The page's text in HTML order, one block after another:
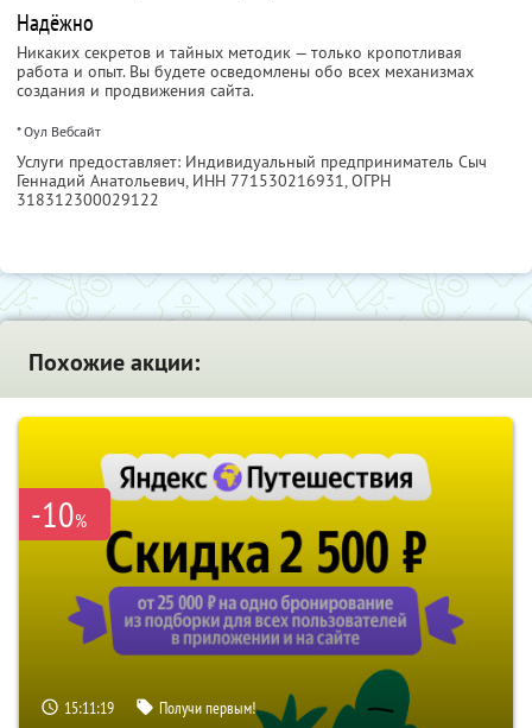
Надёжно
Никаких секретов и тайных методик — только кропотливая
работа и опыт. Вы будете осведомлены обо всех механизмах
создания и продвижения сайта.
* Оул Вебсайт
Услуги предоставляет: Индивидуальный предприниматель Сыч
Геннадий Анатольевич, ИНН 771530216931, ОГРН
318312300029122
Похожие акции:
-10%
15:11:18 Получи первым!